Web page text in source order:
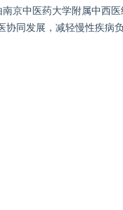
京中医药大学附属中西
同发展，减轻慢性疾病负